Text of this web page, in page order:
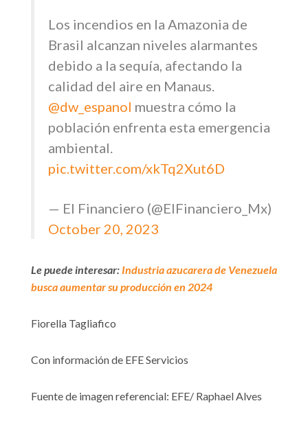
Los incendios en la Amazonia de
Brasil alcanzan niveles alarmantes
debido a la sequía, afectando la
calidad del aire en Manaus.
@dw_espanol muestra cómo la
población enfrenta esta emergencia
ambiental.
pic.twitter.com/xkTq2Xut6D
— El Financiero (@ElFinanciero_Mx)
October 20, 2023
Le puede interesar: Industria azucarera de Venezuela
busca aumentar su producción en 2024
Fiorella Tagliafico
Con información de EFE Servicios
Fuente de imagen referencial: EFE/ Raphael Alves